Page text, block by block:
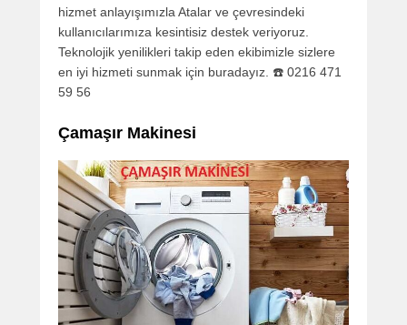
hizmet anlayışımızla Atalar ve çevresindeki
kullanıcılarımıza kesintisiz destek veriyoruz.
Teknolojik yenilikleri takip eden ekibimizle sizlere
en iyi hizmeti sunmak için buradayız. ☎️ 0216 471
59 56
Çamaşır Makinesi